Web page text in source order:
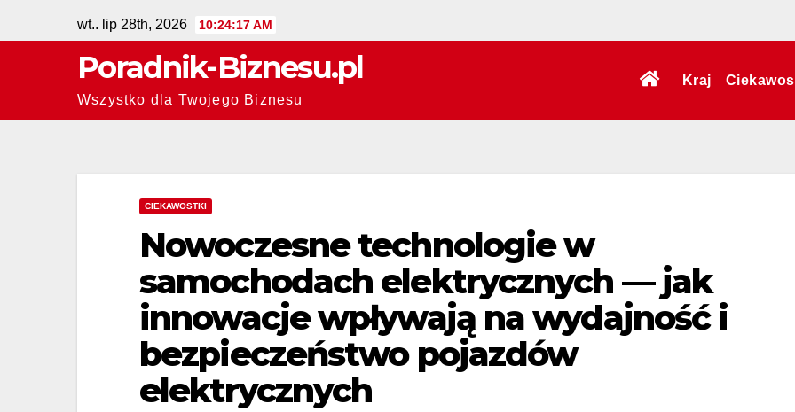
to
wt.. lip 28th, 2026 10:24:19 AM
Poradnik-Biznesu.pl
Wszystko dla Twojego Biznesu
Kraj
CIEKAWOSTKI
Nowoczesne technologie w
samochodach elektrycznych — jak
innowacje wpływają na wydajność i
bezpieczeństwo pojazdów
elektrycznych